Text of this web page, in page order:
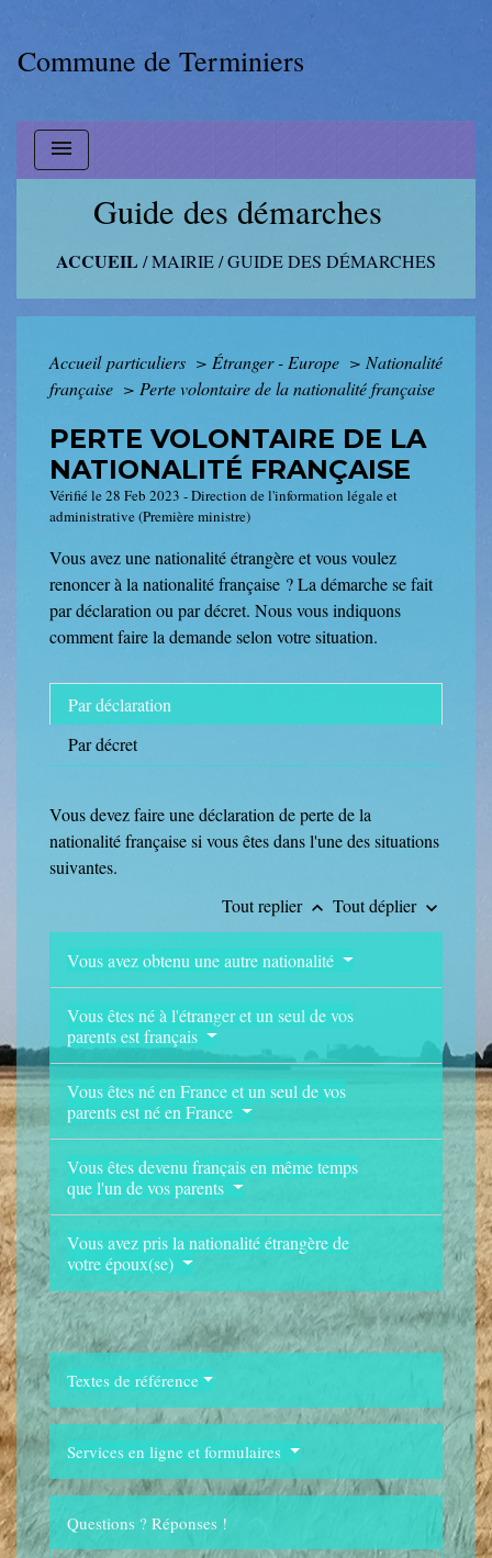
Commune de Terminiers
menu
Guide des démarches
ACCUEIL /MAIRIE/GUIDE DES DÉMARCHES
Accueil particuliers > Étranger - Europe > Nationalité
française > Perte volontaire de la nationalité française
PERTE VOLONTAIRE DE LA
NATIONALITÉ FRANÇAISE
Vérifié le 28 Feb 2023 - Direction de l'information légale et
administrative (Première ministre)
Vous avez une nationalité étrangère et vous voulez
renoncer à la nationalité française ? La démarche se fait
par déclaration ou par décret. Nous vous indiquons
comment faire la demande selon votre situation.
Par déclaration
Par décret
Vous devez faire une déclaration de perte de la
nationalité française si vous êtes dans l'une des situations
suivantes.
Tout replier keyboard_arrow_up Tout déplier keyboard_arrow_down
Vous avez obtenu une autre nationalité
Vous êtes né à l'étranger et un seul de vos
parents est français
Vous êtes né en France et un seul de vos
parents est né en France
Vous êtes devenu français en même temps
que l'un de vos parents
Vous avez pris la nationalité étrangère de
votre époux(se)
Textes de référence
Services en ligne et formulaires
Questions ? Réponses !